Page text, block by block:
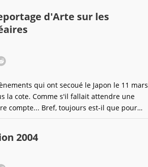
d'Arte sur les
qui ont secoué le Japon le 11 mars
la cote. Comme s'il fallait attendre une
compte... Bref, toujours est-il que pour
Arte va diffuser à la fin du mois d'avril
2004